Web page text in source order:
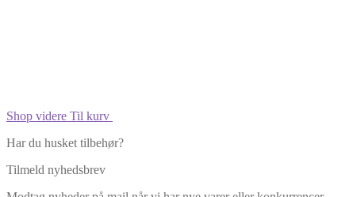
Shop videre Til kurv
Har du husket tilbehør?
Tilmeld nyhedsbrev